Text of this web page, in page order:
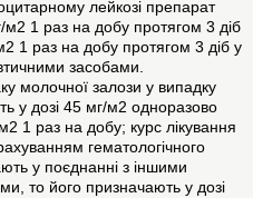
лейкозі препарат
м2 1 раз на добу протягом 3 діб
1 раз на добу протягом 3 діб у
засобами.
молочної залози у випадку
у дозі 45 мг/м2 одноразово
1 раз на добу; курс лікування
гематологічного
у поєднанні з іншими
то його призначають у дозі